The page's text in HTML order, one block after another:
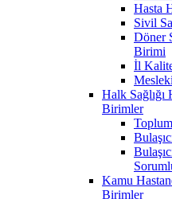
Hasta
Sivil
Döner
Birimi
İl
Halk Sağlığı
Birimler
Kamu
Birimler